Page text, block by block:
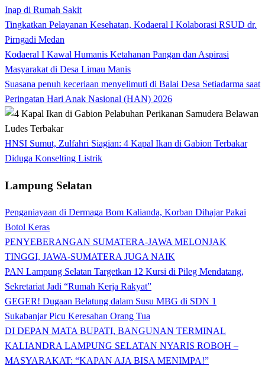
Inap di Rumah Sakit
Tingkatkan Pelayanan Kesehatan, Kodaeral I Kolaborasi RSUD dr.
Pirngadi Medan‎
Kodaeral I Kawal Humanis Ketahanan Pangan dan Aspirasi
Masyarakat di Desa Limau Manis
Suasana penuh keceriaan menyelimuti di Balai Desa Setiadarma saat
Peringatan Hari Anak Nasional (HAN) 2026
HNSI Sumut, Zulfahri Siagian: 4 Kapal Ikan di Gabion Terbakar
Diduga Konselting Listrik
Lampung Selatan
Penganiayaan di Dermaga Bom Kalianda, Korban Dihajar Pakai
Botol Keras
PENYEBERANGAN SUMATERA-JAWA MELONJAK
TINGGI, JAWA-SUMATERA JUGA NAIK
PAN Lampung Selatan Targetkan 12 Kursi di Pileg Mendatang,
Sekretariat Jadi “Rumah Kerja Rakyat”
GEGER! Dugaan Belatung dalam Susu MBG di SDN 1
Sukabanjar Picu Keresahan Orang Tua
DI DEPAN MATA BUPATI, BANGUNAN TERMINAL
KALIANDRA LAMPUNG SELATAN NYARIS ROBOH –
MASYARAKAT: “KAPAN AJA BISA MENIMPA!”